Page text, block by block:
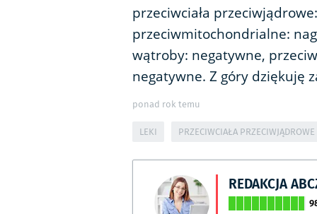
przeciwciała
przeciwmitochondrialne:
wątroby: negatywne,
negatywne. Z góry dziękuję
ponad rok temu
LEKI PRZECIWCIAŁA PRZECIWJĄDROWE
REDAKCJA